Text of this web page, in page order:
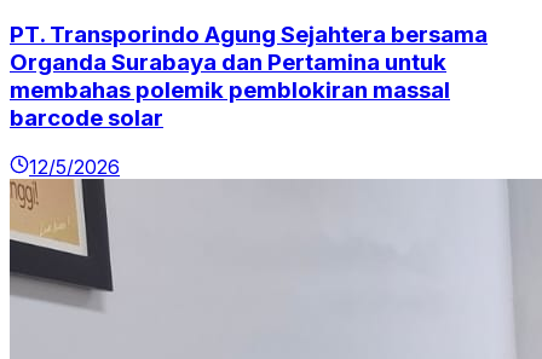
PT. Transporindo Agung Sejahtera bersama
Organda Surabaya dan Pertamina untuk
membahas polemik pemblokiran massal
barcode solar
12/5/2026